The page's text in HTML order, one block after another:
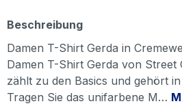
Beschreibung
Damen T-Shirt Gerda in
Damen T-Shirt Gerda von Street
zählt zu den Basics und gehört
Tragen Sie das unifarbene M…